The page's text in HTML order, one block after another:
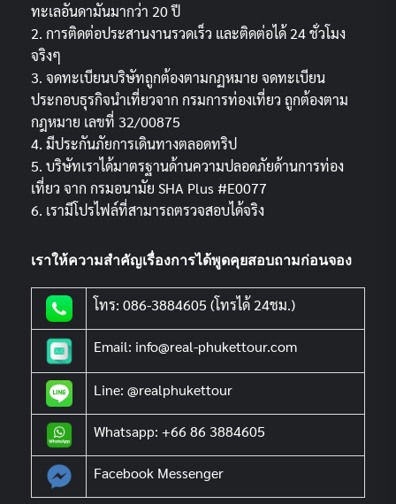
ทะเลอันดามันมากว่า 20 ปี
2. การติดต่อประสานงานรวดเร็ว และติดต่อได้ 24 ชั่วโมง
จริงๆ
3. จดทะเบียนบริษัทถูกต้องตามกฏหมาย จดทะเบียน
ประกอบธุรกิจนำเที่ยวจาก กรมการท่องเที่ยว ถูกต้องตาม
กฎหมาย เลขที่ 32/00875
4. มีประกันภัยการเดินทางตลอดทริป
5. บริษัทเราได้มาตรฐานด้านความปลอดภัยด้านการท่อง
เที่ยว จาก กรมอนามัย SHA Plus #E0077
6. เรามีโปรไฟล์ที่สามารถตรวจสอบได้จริง
เราให้ความสำคัญเรื่องการได้พูดคุยสอบถามก่อนจอง
โทร: 086-3884605 (โทรได้ 24ชม.)
Email: info@real-phukettour.com
Line: @realphukettour
Whatsapp: +66 86 3884605
Facebook Messenger